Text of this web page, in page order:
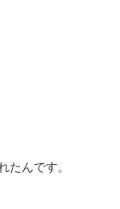
たんです。